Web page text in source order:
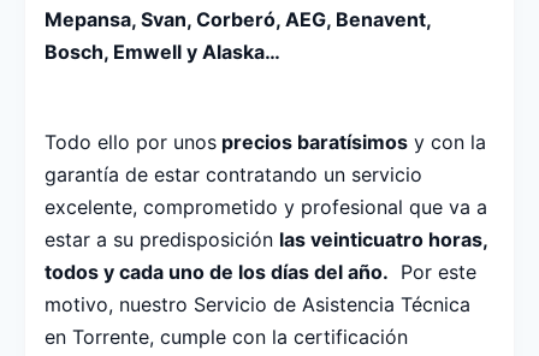
Mepansa, Svan, Corberó, AEG, Benavent,
Bosch, Emwell y Alaska…
Todo ello por unos precios baratísimos y con la
garantía de estar contratando un servicio
excelente, comprometido y profesional que va a
estar a su predisposición las veinticuatro horas,
todos y cada uno de los días del año. Por este
motivo, nuestro Servicio de Asistencia Técnica
en Torrente, cumple con la certificación